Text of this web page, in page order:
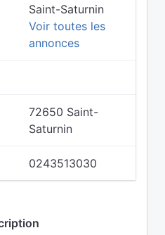
Saint-Saturnin
Voir toutes les
annonces
72650 Saint-
Saturnin
0243513030